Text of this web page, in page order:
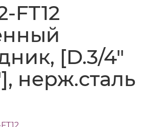
FT12
[D.3/4"
нерж.сталь